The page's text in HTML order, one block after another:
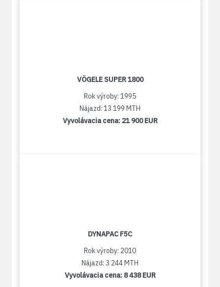
VÖGELE SUPER 1800
Rok výroby: 1995
Nájazd: 13 199 MTH
Vyvolávacia cena: 21 900 EUR
DYNAPAC F5C
Rok výroby: 2010
Nájazd: 3 244 MTH
Vyvolávacia cena: 8 438 EUR